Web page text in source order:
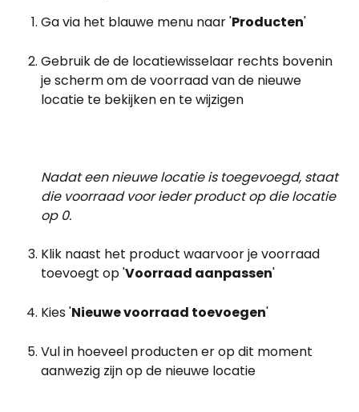
Ga via het blauwe menu naar 'Producten'
Gebruik de de locatiewisselaar rechts bovenin
je scherm om de voorraad van de nieuwe
locatie te bekijken en te wijzigen
Nadat een nieuwe locatie is toegevoegd, staat
die voorraad voor ieder product op die locatie
op 0.
Klik naast het product waarvoor je voorraad
toevoegt op 'Voorraad aanpassen'
Kies 'Nieuwe voorraad toevoegen'
Vul in hoeveel producten er op dit moment
aanwezig zijn op de nieuwe locatie